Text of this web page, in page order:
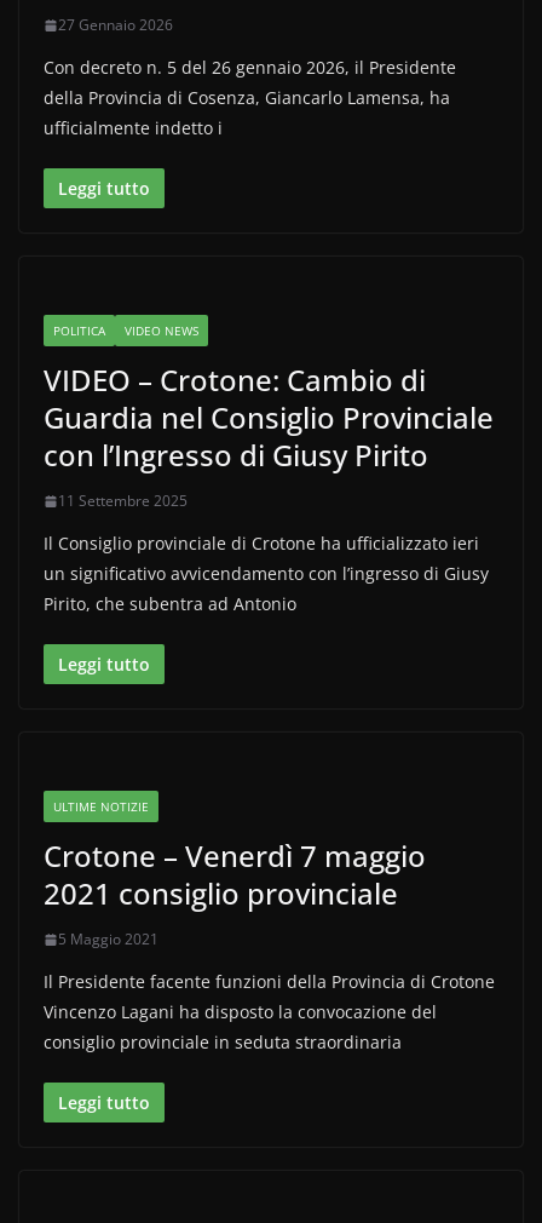
27 Gennaio 2026
Con decreto n. 5 del 26 gennaio 2026, il Presidente
della Provincia di Cosenza, Giancarlo Lamensa, ha
ufficialmente indetto i
Leggi tutto
POLITICA VIDEO NEWS
VIDEO – Crotone: Cambio di
Guardia nel Consiglio Provinciale
con l’Ingresso di Giusy Pirito
11 Settembre 2025
Il Consiglio provinciale di Crotone ha ufficializzato ieri
un significativo avvicendamento con l’ingresso di Giusy
Pirito, che subentra ad Antonio
Leggi tutto
ULTIME NOTIZIE
Crotone – Venerdì 7 maggio
2021 consiglio provinciale
5 Maggio 2021
Il Presidente facente funzioni della Provincia di Crotone
Vincenzo Lagani ha disposto la convocazione del
consiglio provinciale in seduta straordinaria
Leggi tutto